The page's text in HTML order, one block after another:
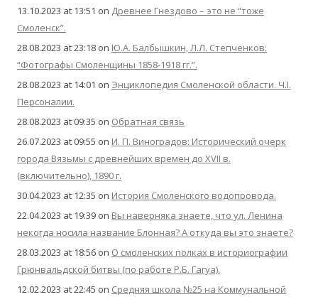
13.10.2023 at 13:51 on Древнее Гнездово – это не “тоже
Смоленск”.
28.08.2023 at 23:18 on Ю.А. Балбышкин, Л.Л. Степченков:
“Фотографы Смоленщины 1858-1918 гг.”.
28.08.2023 at 14:01 on Энциклопедия Смоленской области. Ч.I.
Персоналии.
28.08.2023 at 09:35 on Обратная связь
26.07.2023 at 09:55 on И. П. Виноградов: Исторический очерк
города Вязьмы с древнейших времен до XVII в.
(включительно), 1890 г.
30.04.2023 at 12:35 on История Смоленского водопровода.
22.04.2023 at 19:39 on Вы наверняка знаете, что ул. Ленина
некогда носила название Блонная? А откуда вы это знаете?
28.03.2023 at 18:56 on О смоленских полках в историографии
Грюнвальдской битвы (по работе Р.Б. Гагуа).
12.02.2023 at 22:45 on Средняя школа №25 на Коммунальной